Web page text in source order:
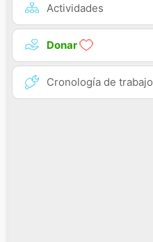
Actividades
Donar
Cronología de trabajo